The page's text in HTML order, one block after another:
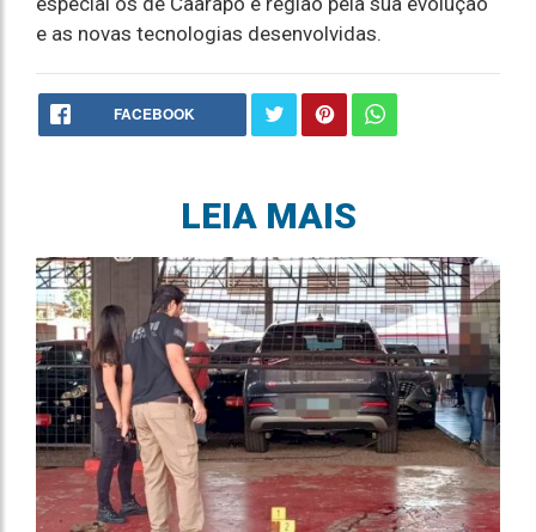
e as novas tecnologias desenvolvidas.
FACEBOOK
LEIA MAIS